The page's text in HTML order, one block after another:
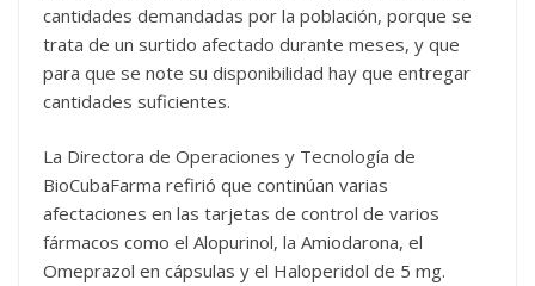
cantidades demandadas por la población, porque se
trata de un surtido afectado durante meses, y que
para que se note su disponibilidad hay que entregar
cantidades suficientes.
La Directora de Operaciones y Tecnología de
BioCubaFarma refirió que continúan varias
afectaciones en las tarjetas de control de varios
fármacos como el Alopurinol, la Amiodarona, el
Omeprazol en cápsulas y el Haloperidol de 5 mg.